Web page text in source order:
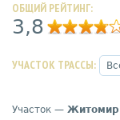
ОБЩИЙ РЕЙТИНГ:
3,8
УЧАСТОК ТРАССЫ:
Участок — Житомир